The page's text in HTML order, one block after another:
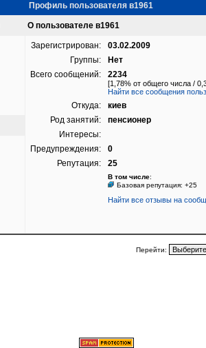
Профиль пользователя в1961
О пользователе в1961
Зарегистрирован:
03.02.2009
Группы:
Нет
Всего сообщений:
2234
[1,78% от общего числа /
Найти все сообщения
Откуда:
киев
Род занятий:
пенсионер
Интересы:
Предупреждения:
0
Репутация:
25
В том числе:
Базовая репутация: +25
Найти все отзывы на
Перейти: